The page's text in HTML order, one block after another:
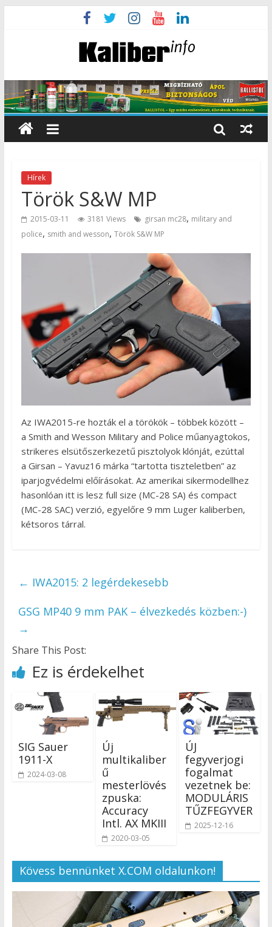
Hírek
Török S&W MP
2015-03-11 3181 Views girsan mc28, military and
police, smith and wesson, Török S&W MP
Az IWA2015-re hozták el a törökök – többek között –
a Smith and Wesson Military and Police műanyagtokos,
strikeres elsütőszerkezetű pisztolyok klónját, ezúttal
a Girsan – Yavuz16 márka “tartotta tiszteletben” az
iparjogvédelmi előírásokat. Az amerikai sikermodellhez
hasonlóan itt is lesz full size (MC-28 SA) és compact
(MC-28 SAC) verzió, egyelőre 9 mm Luger kaliberben,
kétsoros tárral.
← IWA2015: 2 legérdekesebb
GSG MP40 9 mm PAK – élvezkedés közben:-)
→
Share This Post:
Ez is érdekelhet
SIG Sauer
1911-X
2024-03-08
Új
multikaliber
ű
mesterlövés
zpuska:
Accuracy
Intl. AX MKIII
2020-03-05
ÚJ
fegyverjogi
fogalmat
vezetnek be:
MODULÁRIS
TŰZFEGYVER
2025-12-16
Kövess bennünket X.COM oldalunkon!